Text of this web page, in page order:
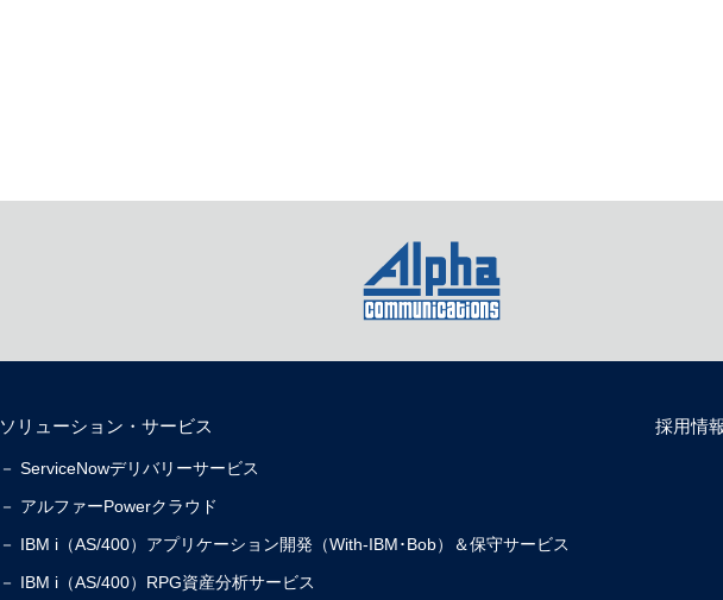
ソリューション・サービス
－ ServiceNowデリバリーサービス
－ アルファーPowerクラウド
－ IBM i（AS/400）アプリケーション開発（With-IBM･Bob）＆保守サービス
－ IBM i（AS/400）RPG資産分析サービス
採用情